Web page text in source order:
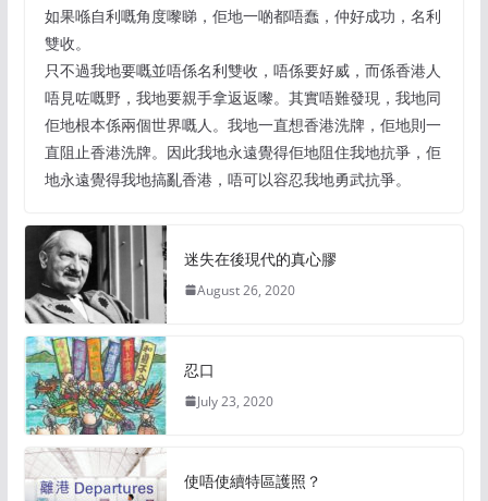
如果喺自利嘅角度嚟睇，佢地一啲都唔蠢，仲好成功，名利
雙收。
只不過我地要嘅並唔係名利雙收，唔係要好威，而係香港人
唔見咗嘅野，我地要親手拿返返嚟。其實唔難發現，我地同
佢地根本係兩個世界嘅人。我地一直想香港洗牌，佢地則一
直阻止香港洗牌。因此我地永遠覺得佢地阻住我地抗爭，佢
地永遠覺得我地搞亂香港，唔可以容忍我地勇武抗爭。
迷失在後現代的真心膠
August 26, 2020
忍口
July 23, 2020
使唔使續特區護照？